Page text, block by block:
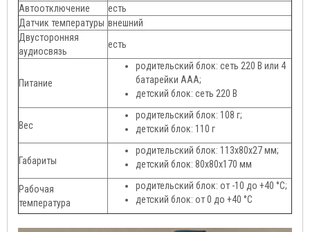
Автоотключение
есть
Датчик температуры внешний
Двусторонняя
аудиосвязь
есть
Питание
родительский блок: сеть 220 В или 4
батарейки ААА;
детский блок: сеть 220 В
Вес
родительский блок: 108 г;
детский блок: 110 г
Габариты
родительский блок: 113х80х27 мм;
детский блок: 80х80х170 мм
Рабочая
температура
родительский блок: от -10 до +40 °C;
детский блок: от 0 до +40 °C